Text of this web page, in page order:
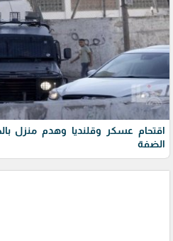
اقتحام عسكر وقلنديا وهدم منزل
الضفة